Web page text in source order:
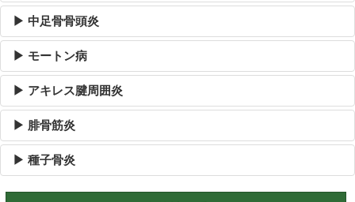
▶ 中足骨骨頭炎
▶ モートン病
▶ アキレス腱周囲炎
▶ 腓骨筋炎
▶ 種子骨炎